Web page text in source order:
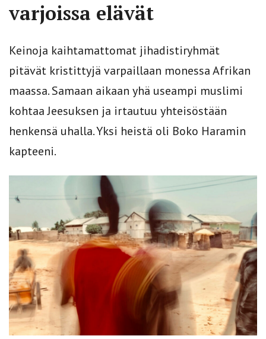
varjoissa elävät
Keinoja kaihtamattomat jihadistiryhmät
pitävät kristittyjä varpaillaan monessa Afrikan
maassa. Samaan aikaan yhä useampi muslimi
kohtaa Jeesuksen ja irtautuu yhteisöstään
henkensä uhalla. Yksi heistä oli Boko Haramin
kapteeni.